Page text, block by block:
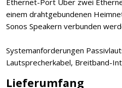
einem drahtgebundenen
Sonos Speakern verbunden
Systemanforderungen
Lautsprecherkabel, Breitband-
Lieferumfang